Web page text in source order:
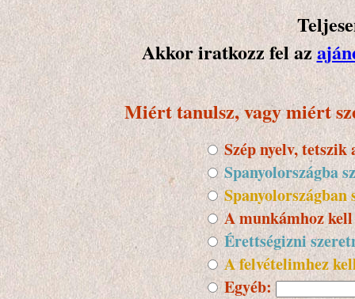
Akkor iratkozz fel az
Miért tanulsz, vagy miért
Szép nyelv, tetszik
Spanyolországba
Spanyolországban
A munkámhoz kell
Érettségizni
A felvételimhez
Egyéb: